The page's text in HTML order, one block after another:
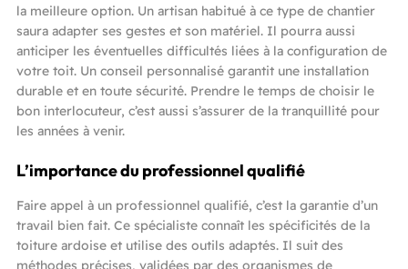
la meilleure option. Un artisan habitué à ce type de chantier
saura adapter ses gestes et son matériel. Il pourra aussi
anticiper les éventuelles difficultés liées à la configuration de
votre toit. Un conseil personnalisé garantit une installation
durable et en toute sécurité. Prendre le temps de choisir le
bon interlocuteur, c’est aussi s’assurer de la tranquillité pour
les années à venir.
L’importance du professionnel qualifié
Faire appel à un professionnel qualifié, c’est la garantie d’un
travail bien fait. Ce spécialiste connaît les spécificités de la
toiture ardoise et utilise des outils adaptés. Il suit des
méthodes précises, validées par des organismes de